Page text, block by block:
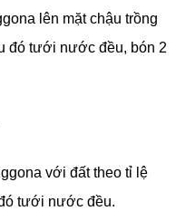
lên mặt chậu trồng
đó tưới nước đều, bón 2
với đất theo tỉ lệ
tưới nước đều.